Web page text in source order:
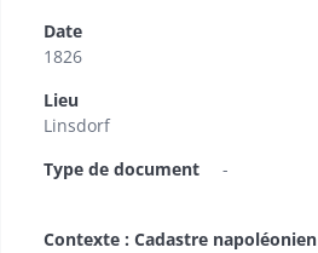
Date
1826
Lieu
Linsdorf
Type de document
-
Contexte : Cadastre napoléonien